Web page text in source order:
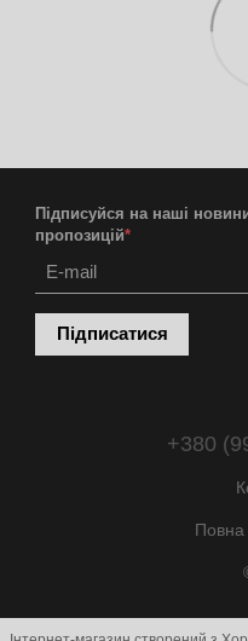
Підписуйся на наші
пропозицій*
Підписатися
+380
Повна